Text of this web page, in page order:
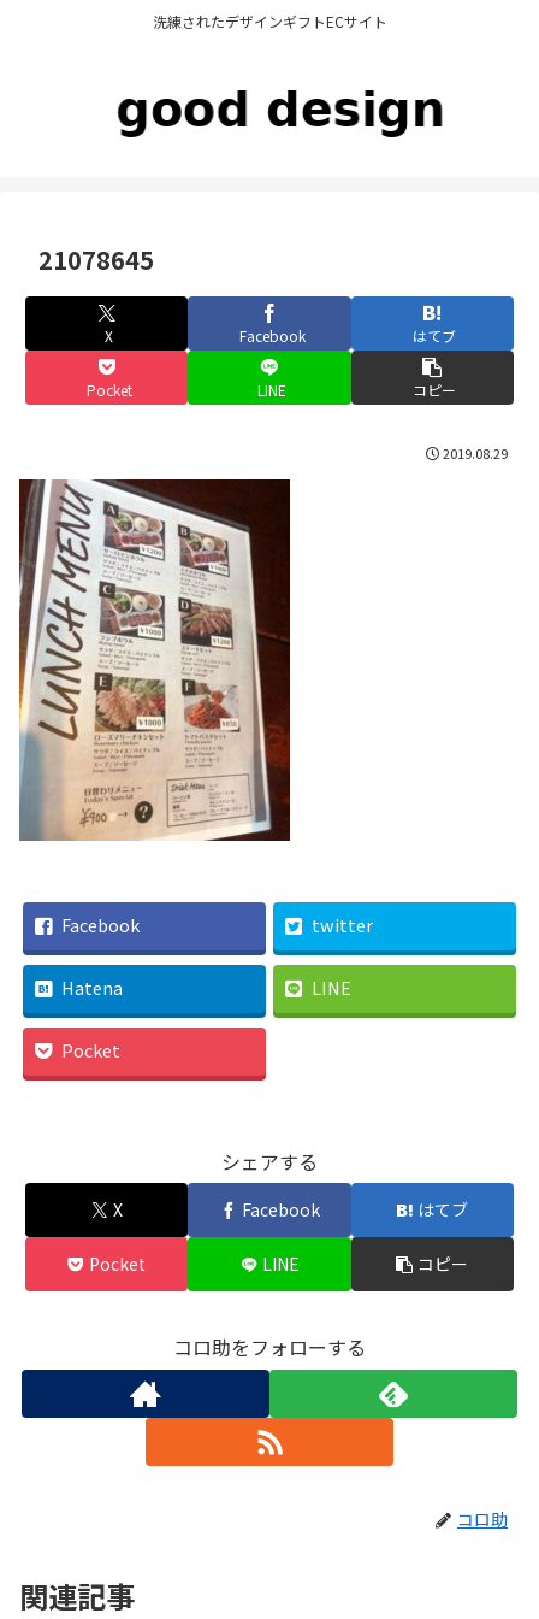
洗練されたデザインギフトECサイト
21078645
X Facebook はてブ
Pocket LINE コピー
2019.08.29
Facebook twitter
Hatena LINE
Pocket
シェアする
X Facebook はてブ
Pocket LINE コピー
コロ助をフォローする
コロ助
関連記事